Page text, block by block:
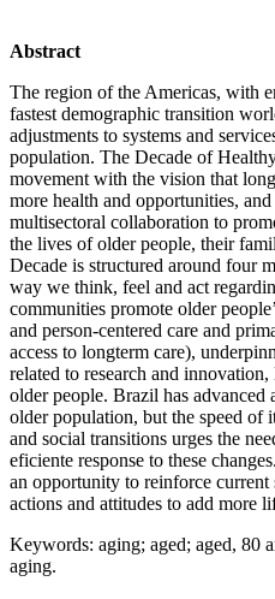
Abstract
The region of the Americas, with
fastest demographic transition
adjustments to systems and
population. The Decade of
movement with the vision that
more health and opportunities,
multisectoral collaboration to
the lives of older people, their
Decade is structured around four
way we think, feel and act
communities promote older
and person-centered care and
access to longterm care),
related to research and
older people. Brazil has
older population, but the speed of
and social transitions urges the
eficiente response to these
an opportunity to reinforce current
actions and attitudes to add more
Keywords: aging; aged; aged, 80
aging.